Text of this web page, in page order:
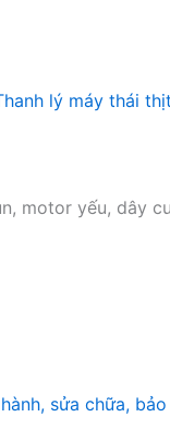
lý máy thái
motor yếu, dây
sửa chữa,